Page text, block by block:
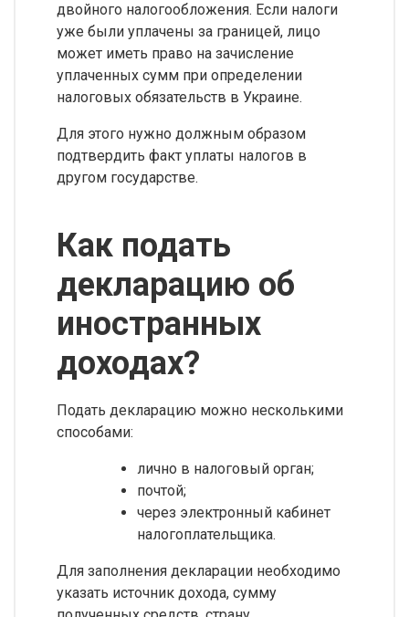
двойного налогообложения. Если налоги
уже были уплачены за границей, лицо
может иметь право на зачисление
уплаченных сумм при определении
налоговых обязательств в Украине.
Для этого нужно должным образом
подтвердить факт уплаты налогов в
другом государстве.
Как подать
декларацию об
иностранных
доходах?
Подать декларацию можно несколькими
способами:
лично в налоговый орган;
почтой;
через электронный кабинет
налогоплательщика.
Для заполнения декларации необходимо
указать источник дохода, сумму